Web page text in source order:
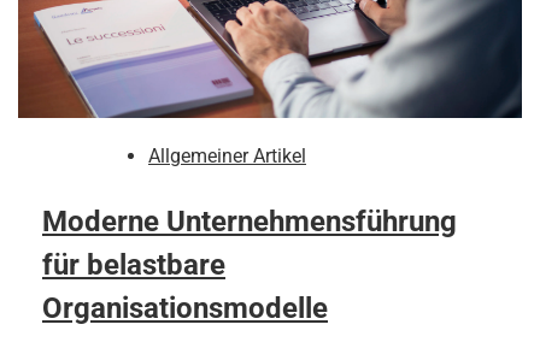
Allgemeiner Artikel
Moderne Unternehmensführung
für belastbare
Organisationsmodelle